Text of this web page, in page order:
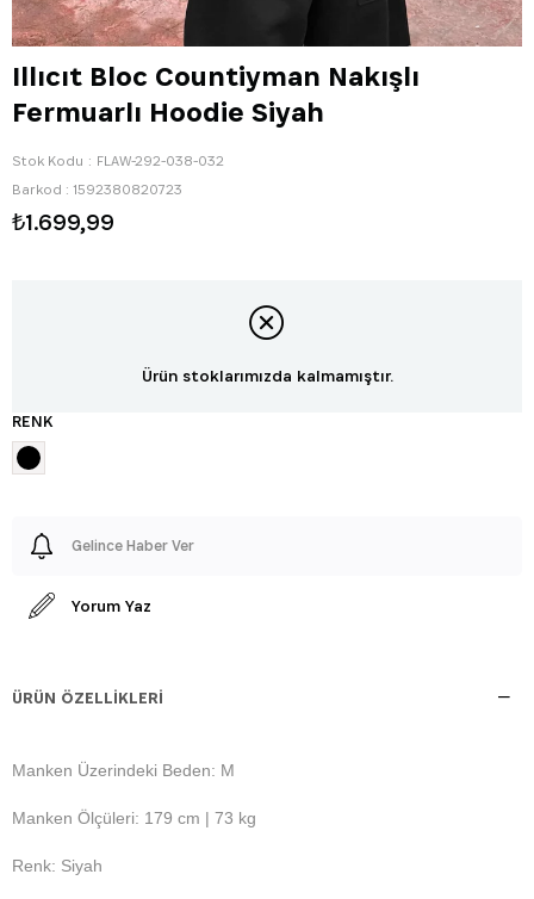
Illıcıt Bloc Countiyman Nakışlı
Fermuarlı Hoodie Siyah
Stok Kodu
FLAW-292-038-032
Barkod : 1592380820723
₺1.699,99
Ürün stoklarımızda kalmamıştır.
RENK
Gelince Haber Ver
Yorum Yaz
ÜRÜN ÖZELLIKLERI
Manken Üzerindeki Beden: M
Manken Ölçüleri: 179 cm | 73 kg
Renk: Siyah